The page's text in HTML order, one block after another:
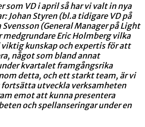
som VD i april så har vi valt in nya
Johan Styren (bl.a tidigare VD på
(General Manager på Light
medgrundare Eric Holmberg vilka
kunskap och expertis för att
något som bland annat
kvartalet framgångsrika
detta, och ett starkt team, är vi
utveckla verksamheten
emot att kunna presentera
och spellanseringar under en